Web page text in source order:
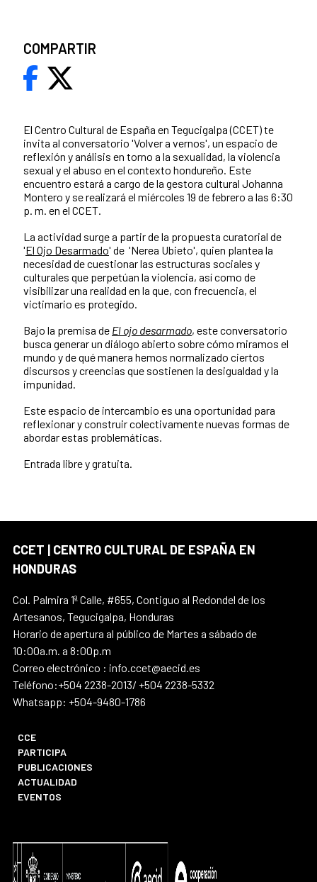
El Centro Cultural de España en Tegucigalpa (CCET) te
invita al conversatorio 'Volver a vernos', un espacio de
reflexión y análisis en torno a la sexualidad, la violencia
sexual y el abuso en el contexto hondureño. Este
encuentro estará a cargo de la gestora cultural Johanna
Montero y se realizará el miércoles 19 de febrero a las 6:30
p. m. en el CCET.
La actividad surge a partir de la propuesta curatorial de
'El Ojo Desarmado' de 'Nerea Ubieto', quien plantea la
necesidad de cuestionar las estructuras sociales y
culturales que perpetúan la violencia, así como de
visibilizar una realidad en la que, con frecuencia, el
victimario es protegido.
Bajo la premisa de El ojo desarmado, este conversatorio
busca generar un diálogo abierto sobre cómo miramos el
mundo y de qué manera hemos normalizado ciertos
discursos y creencias que sostienen la desigualdad y la
impunidad.
Este espacio de intercambio es una oportunidad para
reflexionar y construir colectivamente nuevas formas de
abordar estas problemáticas.
Entrada libre y gratuita.
COMPARTIR
CCET | CENTRO CULTURAL DE ESPAÑA EN
HONDURAS
Col. Palmira 1ª Calle, #655, Contiguo al Redondel de los
Artesanos, Tegucigalpa, Honduras
Horario de apertura al público de Martes a sábado de
10:00a.m. a 8:00p.m
Correo electrónico : info.ccet@aecid.es
Teléfono:+504 2238-2013/ +504 2238-5332
Whatsapp: +504-9480-1786
CCE
PARTICIPA
PUBLICACIONES
ACTUALIDAD
EVENTOS